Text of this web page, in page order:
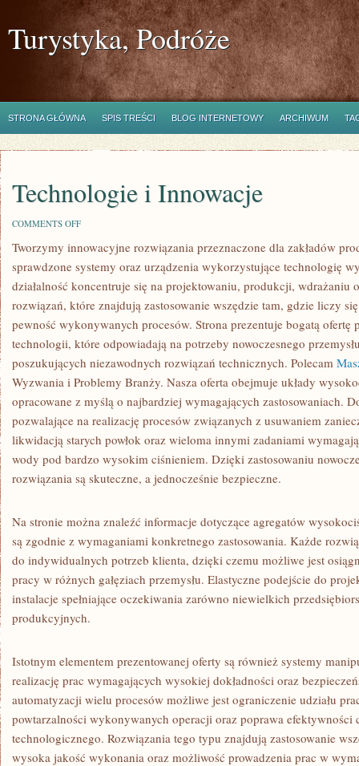
Turystyka, Podróże
STRONA GŁÓWNA SPIS TREŚCI BLOG INTERNETOWY ARCHIWUM
Technologie i Innowacje
COMMENTS OFFON
I
INNOWACJE
Tworzymy innowacyjne rozwiązania przeznaczone dla zakładów
sprawdzone systemy oraz urządzenia wykorzystujące technologię
działalność koncentruje się na projektowaniu, produkcji, wdrażaniu
rozwiązań, które znajdują zastosowanie wszędzie tam, gdzie liczy
pewność wykonywanych procesów. Strona prezentuje bogatą ofertę
technologii, które odpowiadają na potrzeby nowoczesnego
poszukujących niezawodnych rozwiązań technicznych. Polecam
Wyzwania i Problemy Branży. Nasza oferta obejmuje układy
opracowane z myślą o najbardziej wymagających zastosowaniach.
pozwalające na realizację procesów związanych z usuwaniem
likwidacją starych powłok oraz wieloma innymi zadaniami
wody pod bardzo wysokim ciśnieniem. Dzięki zastosowaniu
rozwiązania są skuteczne, a jednocześnie bezpieczne.
Na stronie można znaleźć informacje dotyczące agregatów
są zgodnie z wymaganiami konkretnego zastosowania. Każde
do indywidualnych potrzeb klienta, dzięki czemu możliwe jest
pracy w różnych gałęziach przemysłu. Elastyczne podejście do
instalacje spełniające oczekiwania zarówno niewielkich
produkcyjnych.
Istotnym elementem prezentowanej oferty są również systemy
realizację prac wymagających wysokiej dokładności oraz
automatyzacji wielu procesów możliwe jest ograniczenie udziału
powtarzalności wykonywanych operacji oraz poprawa efektywności
technologicznego. Rozwiązania tego typu znajdują zastosowanie
wysoka jakość wykonania oraz możliwość prowadzenia prac w